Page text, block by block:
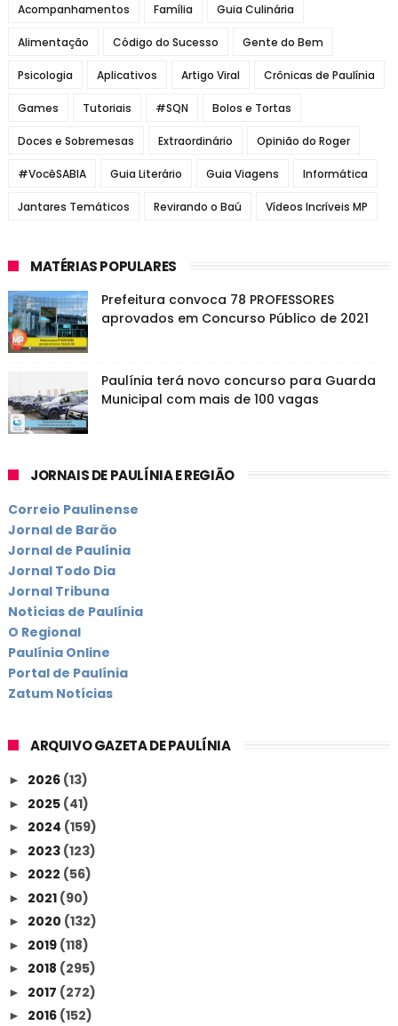
Acompanhamentos Família Guia Culinária
Alimentação Código do Sucesso Gente do Bem
Psicologia Aplicativos Artigo Viral Crônicas de Paulínia
Games Tutoriais #SQN Bolos e Tortas
Doces e Sobremesas Extraordinário Opinião do Roger
#VocêSABIA Guia Literário Guia Viagens Informática
Jantares Temáticos Revirando o Baú Vídeos Incríveis MP
MATÉRIAS POPULARES
Prefeitura convoca 78 PROFESSORES
aprovados em Concurso Público de 2021
Paulínia terá novo concurso para Guarda
Municipal com mais de 100 vagas
JORNAIS DE PAULÍNIA E REGIÃO
Correio Paulinense
Jornal de Barão
Jornal de Paulínia
Jornal Todo Dia
Jornal Tribuna
Notícias de Paulínia
O Regional
Paulínia Online
Portal de Paulínia
Zatum Notícias
ARQUIVO GAZETA DE PAULÍNIA
► 2026 (13)
► 2025 (41)
► 2024 (159)
► 2023 (123)
► 2022 (56)
► 2021 (90)
► 2020 (132)
► 2019 (118)
► 2018 (295)
► 2017 (272)
► 2016 (152)